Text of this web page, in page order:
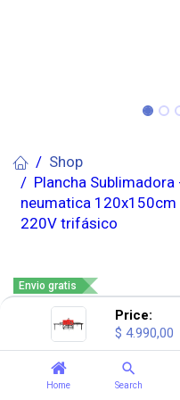
Price:
$ 4.990,00
Home Search
Shop
Plancha
neumatica 120x150cm
220V trifásico
Envio gratis
Plancha